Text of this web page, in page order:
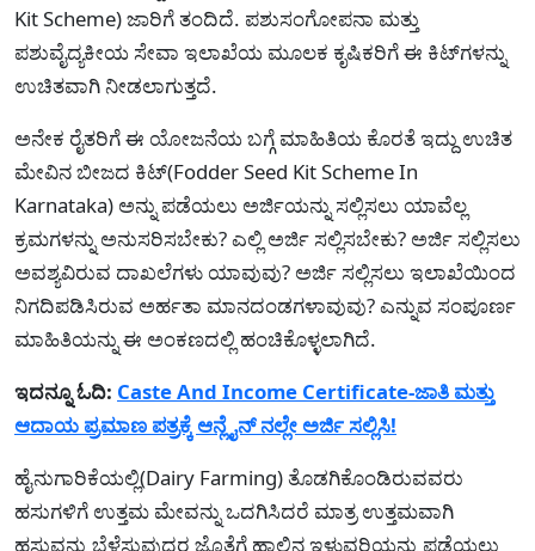
Kit Scheme) ಜಾರಿಗೆ ತಂದಿದೆ. ಪಶುಸಂಗೋಪನಾ ಮತ್ತು
ಪಶುವೈದ್ಯಕೀಯ ಸೇವಾ ಇಲಾಖೆಯ ಮೂಲಕ ಕೃಷಿಕರಿಗೆ ಈ ಕಿಟ್‌ಗಳನ್ನು
ಉಚಿತವಾಗಿ ನೀಡಲಾಗುತ್ತದೆ.
ಅನೇಕ ರೈತರಿಗೆ ಈ ಯೋಜನೆಯ ಬಗ್ಗೆ ಮಾಹಿತಿಯ ಕೊರತೆ ಇದ್ದು ಉಚಿತ
ಮೇವಿನ ಬೀಜದ ಕಿಟ್(Fodder Seed Kit Scheme In
Karnataka) ಅನ್ನು ಪಡೆಯಲು ಅರ್ಜಿಯನ್ನು ಸಲ್ಲಿಸಲು ಯಾವೆಲ್ಲ
ಕ್ರಮಗಳನ್ನು ಅನುಸರಿಸಬೇಕು? ಎಲ್ಲಿ ಅರ್ಜಿ ಸಲ್ಲಿಸಬೇಕು? ಅರ್ಜಿ ಸಲ್ಲಿಸಲು
ಅವಶ್ಯವಿರುವ ದಾಖಲೆಗಳು ಯಾವುವು? ಅರ್ಜಿ ಸಲ್ಲಿಸಲು ಇಲಾಖೆಯಿಂದ
ನಿಗದಿಪಡಿಸಿರುವ ಅರ್ಹತಾ ಮಾನದಂಡಗಳಾವುವು? ಎನ್ನುವ ಸಂಪೂರ್ಣ
ಮಾಹಿತಿಯನ್ನು ಈ ಅಂಕಣದಲ್ಲಿ ಹಂಚಿಕೊಳ್ಳಲಾಗಿದೆ.
ಇದನ್ನೂ ಓದಿ: Caste And Income Certificate-ಜಾತಿ ಮತ್ತು
ಆದಾಯ ಪ್ರಮಾಣ ಪತ್ರಕ್ಕೆ ಆನ್ಲೈನ್ ನಲ್ಲೇ ಅರ್ಜಿ ಸಲ್ಲಿಸಿ!
ಹೈನುಗಾರಿಕೆಯಲ್ಲಿ(Dairy Farming) ತೊಡಗಿಕೊಂಡಿರುವವರು
ಹಸುಗಳಿಗೆ ಉತ್ತಮ ಮೇವನ್ನು ಒದಗಿಸಿದರೆ ಮಾತ್ರ ಉತ್ತಮವಾಗಿ
ಹಸುವನ್ನು ಬೆಳೆಸುವುದರ ಜೊತೆಗೆ ಹಾಲಿನ ಇಳುವರಿಯನ್ನು ಪಡೆಯಲು